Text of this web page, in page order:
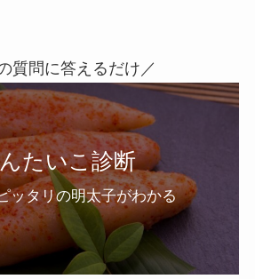
質問に答えるだけ／
たいこ診断
ッタリの明太子がわかる